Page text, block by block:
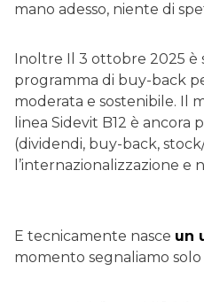
mano adesso, niente di
Inoltre Il 3 ottobre 2025 è
programma di buy-back
moderata e sostenibile. Il
linea Sidevit B12 è
(dividendi, buy-back,
l’internazionalizzazione
E tecnicamente nasce un
momento segnaliamo